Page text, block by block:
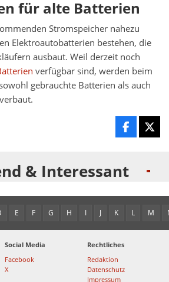
für alte Batterien
Stromspeicher nahezu
Elektroautobatterien bestehen, die
ausbaut. Weil derzeit noch
verfügbar sind, werden beim
gebrauchte Batterien als auch
& Interessant
E F G H I J K L M
Social Media
Facebook
X
Rechtliches
Redaktion
Datenschutz
Impressum